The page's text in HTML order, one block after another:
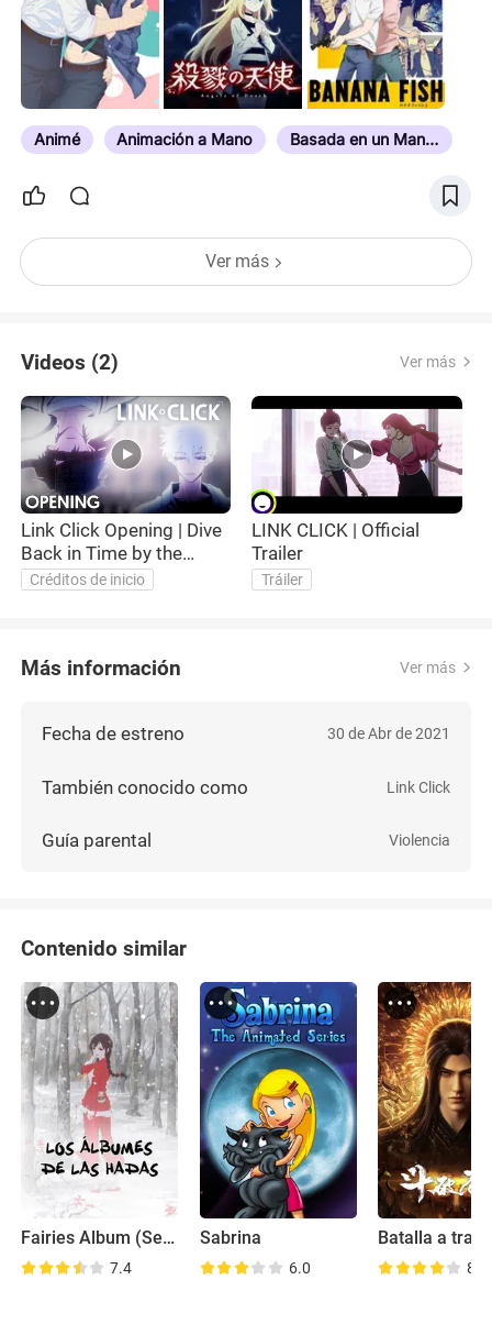
Animé Animación a Mano Basada en un Manga
Ver más
Videos (2) Ver más
Link Click Opening | Dive
Back in Time by the
JAWS
Créditos de inicio
LINK CLICK | Official
Trailer
Tráiler
Más información Ver más
Fecha de estreno 30 de Abr de 2021
También conocido como Link Click
Guía parental Violencia
Contenido similar
Fairies Album (Serie de TV)
7.4
Sabrina
6.0 8.5